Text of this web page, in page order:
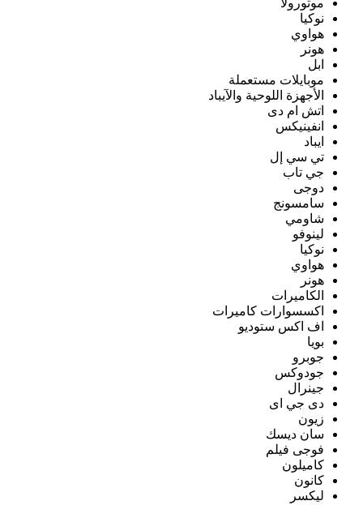
موتورولا
نوكيا
هواوي
هونر
ابل
موبايلات مستعملة
الأجهزة اللوحية والآيباد
اتش ام دى
انفينيكس
ايباد
تي سي إل
جي تاب
دوجى
سامسونج
شاومي
لينوفو
نوكيا
هواوي
هونر
الكاميرات
اكسسوارات كاميرات
اف اكس ستوديو
بويا
جوبرو
جودوكس
جينرال
دى جي اى
زيون
سان ديسك
فوجى فيلم
كاميلون
كانون
ليكسر